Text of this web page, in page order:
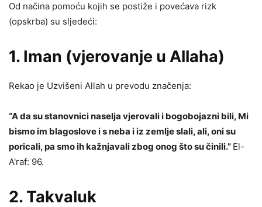
Od načina pomoću kojih se postiže i povećava rizk
(opskrba) su sljedeći:
1. Iman (vjerovanje u Allaha)
Rekao je Uzvišeni Allah u prevodu značenja:
“A da su stanovnici naselja vjerovali i bogobojazni bili, Mi
bismo im blagoslove i s neba i iz zemlje slali, ali, oni su
poricali, pa smo ih kažnjavali zbog onog što su činili.” El-
A'raf: 96.
2. Takvaluk